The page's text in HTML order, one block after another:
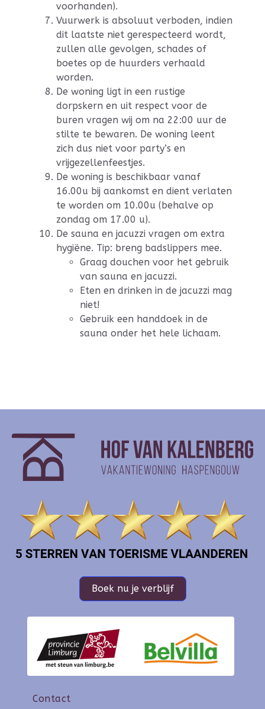
voorhanden).
Vuurwerk is absoluut verboden, indien
dit laatste niet gerespecteerd wordt,
zullen alle gevolgen, schades of
boetes op de huurders verhaald
worden.
De woning ligt in een rustige
dorpskern en uit respect voor de
buren vragen wij om na 22:00 uur de
stilte te bewaren. De woning leent
zich dus niet voor party’s en
vrijgezellenfeestjes.
De woning is beschikbaar vanaf
16.00u bij aankomst en dient verlaten
te worden om 10.00u (behalve op
zondag om 17.00 u).
De sauna en jacuzzi vragen om extra
hygiëne. Tip: breng badslippers mee.
Graag douchen voor het gebruik
van sauna en jacuzzi.
Eten en drinken in de jacuzzi mag
niet!
Gebruik een handdoek in de
sauna onder het hele lichaam.
Boek nu je verblijf
Contact